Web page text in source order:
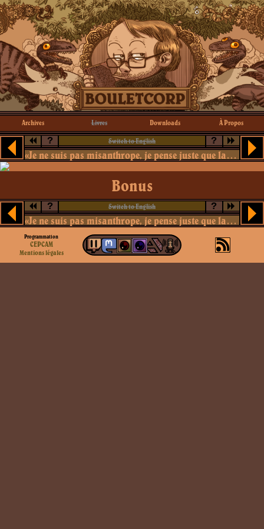
Archives Livres Downloads À Propos
? Switch to English ?
«Je ne suis pas misanthrope, je pense juste que la plupart des eucaryotes sont des connards»
Bonus
? Switch to English ?
«Je ne suis pas misanthrope, je pense juste que la plupart des eucaryotes sont des connards»
Programmation
CEPCAM
Mentions légales